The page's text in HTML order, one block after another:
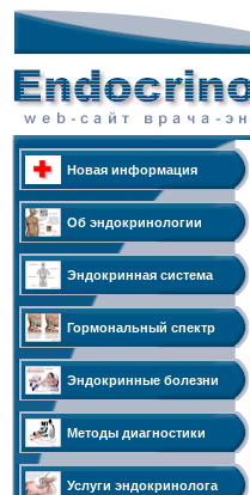
Новая информация
Об эндокринологии
Эндокринная система
Гормональный спектр
Эндокринные болезни
Методы диагностики
Услуги эндокринолога